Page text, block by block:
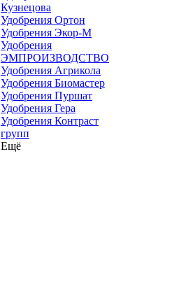
Кузнецова
Удобрения Ортон
Удобрения Экор-М
Удобрения
ЭМПРОИЗВОДСТВО
Удобрения Агрикола
Удобрения Биомастер
Удобрения Пуршат
Удобрения Гера
Удобрения Контраст
групп
Ещё